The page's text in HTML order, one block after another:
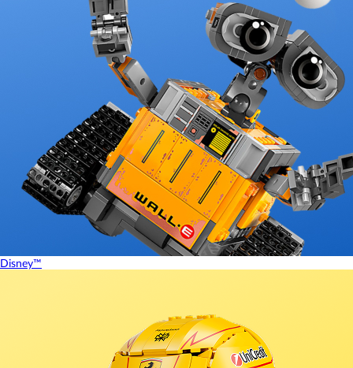
Disney™